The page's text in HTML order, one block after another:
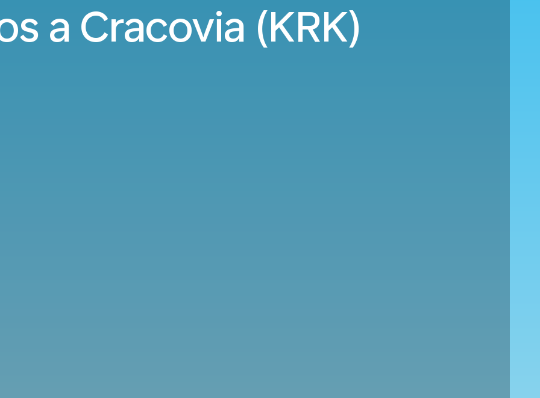
a Cracovia (KRK)